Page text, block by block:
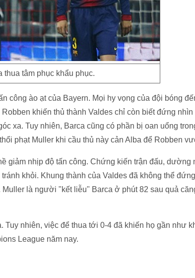
thua tâm phục khẩu phục.
công ào ạt của Bayern. Mọi hy vọng của đội bóng
khiến thủ thành Valdes chỉ còn biết đứng nhìn
xa. Tuy nhiên, Barca cũng có phần bị oan uổng
phạt Muller khi cầu thủ này cản Alba để Robben
giảm nhịp độ tấn công. Chứng kiến trận đấu, dường
khỏi. Khung thành của Valdes đã không thể
là người "kết liễu" Barca ở phút 82 sau quả
Tuy nhiên, việc để thua tới 0-4 đã khiến họ gần như
League năm nay.